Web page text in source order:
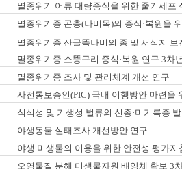
멸종위기 어류 대량증식을 위한 줄기세포
멸종위기종 곤충(나비목)의 증식·복원을
멸종위기종 산굴뚝나비의 종 및 서식지
멸종위기종 소똥구리 증식·복원 연구 3차
멸종위기종 조사 및 관리체계 개선 연구
사전통보승인(PIC) 국내 이행방안 마련을
식식성 및 기생성 벌류의 신종·미기록종
야생동물 실태조사 개선방안 연구
야생 미생물의 이용을 위한 안전성 평가지
오염물질 분해 미생물자원 배양체 확보 3